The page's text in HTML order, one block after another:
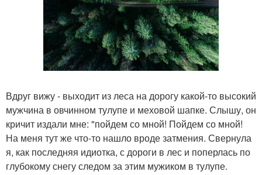
Вдруг вижу - выходит из леса на дорогу какой-то высокий
мужчина в овчинном тулупе и меховой шапке. Слышу, он
кричит издали мне: "пойдем со мной! Пойдем со мной!
На меня тут же что-то нашло вроде затмения. Свернула
я, как последняя идиотка, с дороги в лес и поперлась по
глубокому снегу следом за этим мужиком в тулупе.